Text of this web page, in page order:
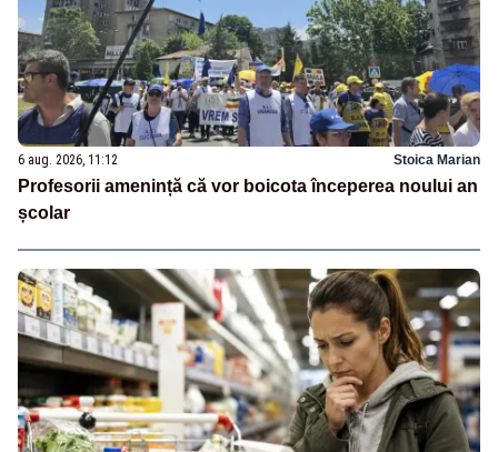
6 aug. 2026, 11:12 Stoica Marian
Profesorii amenință că vor boicota începerea noului an
școlar